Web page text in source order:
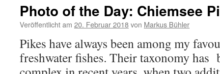
Photo of the Day: Chiemsee
Veröffentlicht am 20. Februar 2018von Markus Bühler
Pikes have always been among my
freshwater fishes. Their taxonomy has